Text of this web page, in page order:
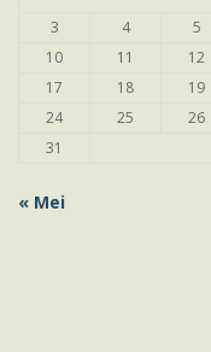
3
4 5
10
11 12
17
18 19
24
25 26
31
« Mei